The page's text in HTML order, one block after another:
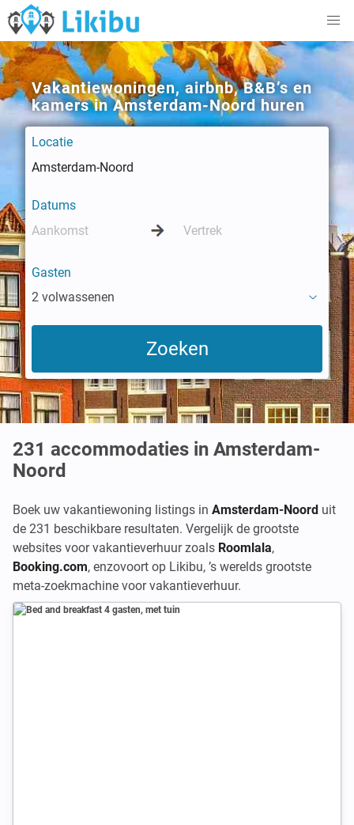
Vakantiewoningen, airbnb, B&B’s en
kamers in Amsterdam-Noord huren
Locatie
Datums
Gasten
2 volwassenen
231 accommodaties in Amsterdam-
Noord
Boek uw vakantiewoning listings in Amsterdam-Noord uit
de 231 beschikbare resultaten. Vergelijk de grootste
websites voor vakantieverhuur zoals Roomlala,
Booking.com, enzovoort op Likibu, ’s werelds grootste
meta-zoekmachine voor vakantieverhuur.